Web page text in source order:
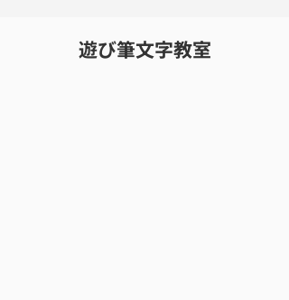
遊び筆文字教室